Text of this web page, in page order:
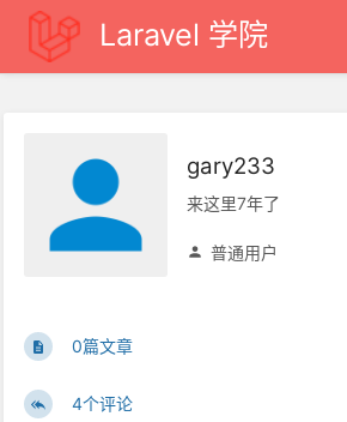
Laravel 学院
gary233
来这里7年了
普通用户
0篇文章
4个评论